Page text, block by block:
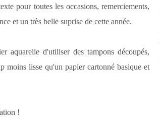
pour toutes les occasions, remerciements,
et un très belle suprise de cette année.
aquarelle d'utiliser des tampons découpés,
moins lisse qu'un papier cartonné basique et
!